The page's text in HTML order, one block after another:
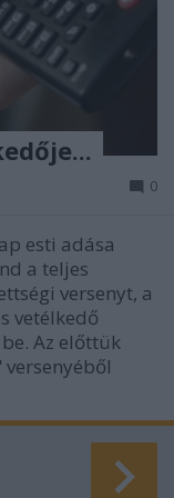
0
esti adása
a teljes
versenyt, a
vetélkedő
Az előttük